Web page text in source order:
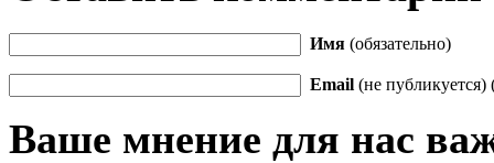
Имя (обязательно)
Email (не публикуется)
Ваше мнение для нас